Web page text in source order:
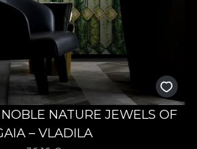
NATURE JEWELS OF
– VLADILA